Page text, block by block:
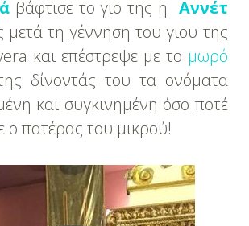
βάφτισε το γιο της η Αννέτ
τη γέννηση του γιου της
και επέστρεψε με το μωρό
δίνοντάς του τα ονόματα
και συγκινημένη όσο ποτέ
ο πατέρας του μικρού!